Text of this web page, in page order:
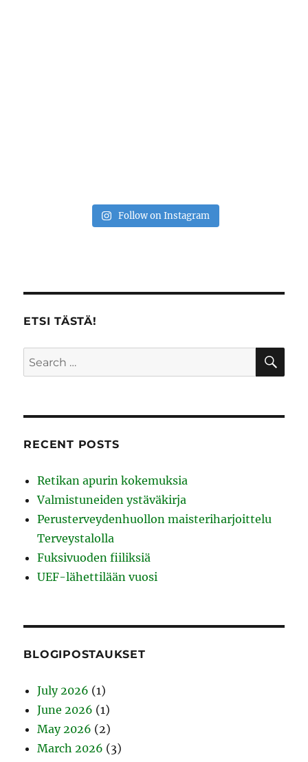
Follow on Instagram
ETSI TÄSTÄ!
Search
for:
RECENT POSTS
Retikan apurin kokemuksia
Valmistuneiden ystäväkirja
Perusterveydenhuollon maisteriharjoittelu
Terveystalolla
Fuksivuoden fiiliksiä
UEF-lähettilään vuosi
BLOGIPOSTAUKSET
July 2026 (1)
June 2026 (1)
May 2026 (2)
March 2026 (3)